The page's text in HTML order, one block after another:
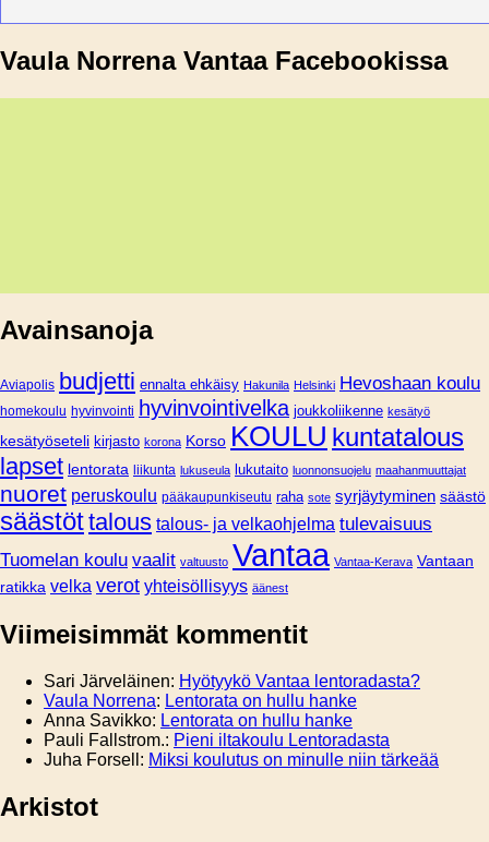
Vaula Norrena Vantaa Facebookissa
Avainsanoja
Aviapolis budjetti ennalta ehkäisy Hakunila Helsinki Hevoshaan koulu
homekoulu hyvinvointi hyvinvointivelka joukkoliikenne kesätyö
kesätyöseteli kirjasto korona Korso KOULU kuntatalous
lapset lentorata liikunta lukuseula lukutaito luonnonsuojelu maahanmuuttajat
nuoret peruskoulu pääkaupunkiseutu raha sote syrjäytyminen säästö
säästöttalous talous- ja velkaohjelma tulevaisuus
Tuomelan koulu vaalit valtuusto Vantaa Vantaa-Kerava Vantaan
ratikka velka verot yhteisöllisyys äänest
Viimeisimmät kommentit
Sari Järveläinen: Hyötyykö Vantaa lentoradasta?
Vaula Norrena: Lentorata on hullu hanke
Anna Savikko: Lentorata on hullu hanke
Pauli Fallstrom.: Pieni iltakoulu Lentoradasta
Juha Forsell : Miksi koulutus on minulle niin tärkeää
Arkistot